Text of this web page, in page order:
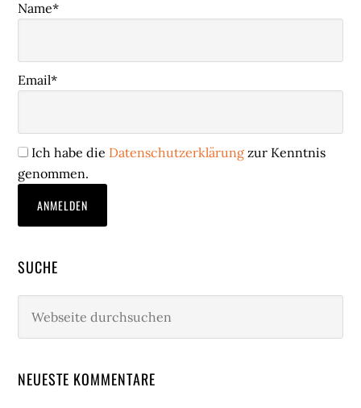
Name*
Email*
Ich habe die Datenschutzerklärung zur Kenntnis
genommen.
SUCHE
durchsuchen
NEUESTE KOMMENTARE